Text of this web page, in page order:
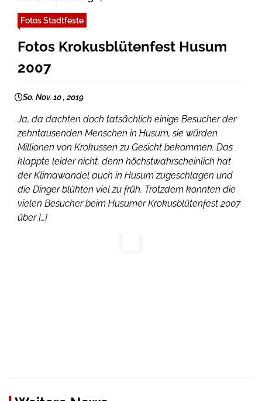
Fotos Stadtfeste
Fotos Krokusblütenfest Husum
2007
So. Nov. 10 , 2019
Ja, da dachten doch tatsächlich einige Besucher der
zehntausenden Menschen in Husum, sie würden
Millionen von Krokussen zu Gesicht bekommen. Das
klappte leider nicht, denn höchstwahrscheinlich hat
der Klimawandel auch in Husum zugeschlagen und
die Dinger blühten viel zu früh. Trotzdem konnten die
vielen Besucher beim Husumer Krokusblütenfest 2007
über […]